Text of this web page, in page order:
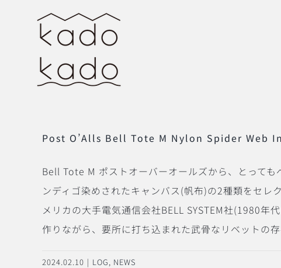
Post O’Alls Bell Tote M Nylon Spider Web
Bell Tote M ポストオーバーオールズから、とって
ンディゴ染めされたキャンバス(帆布)の2種類をセ
メリカの大手電気通信会社BELL SYSTEM社(1980
作りながら、要所に打ち込まれた武骨なリベットの
2024.02.10 | LOG, NEWS